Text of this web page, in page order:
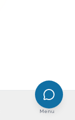
Menu